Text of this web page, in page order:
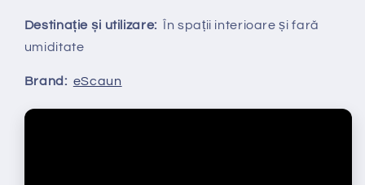
Destinație și utilizare: În spații interioare și fară
umiditate
Brand: eScaun